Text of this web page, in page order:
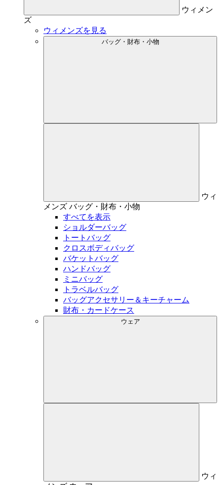
ウィメン
ズ
ウィメンズを見る
バッグ・財布・小物
ウィ
メンズ バッグ・財布・小物
すべてを表示
ショルダーバッグ
トートバッグ
クロスボディバッグ
バケットバッグ
ハンドバッグ
ミニバッグ
トラベルバッグ
バッグアクセサリー＆キーチャーム
財布・カードケース
ウェア
ウィ